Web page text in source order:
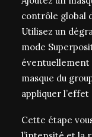
contrôle global
Utilisez un
mode
éventuellement
masque du
appliquer l’effet
Cette étape